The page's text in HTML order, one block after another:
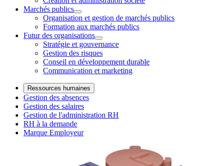
Marchés publics
Organisation et gestion de marchés publics
Formation aux marchés publics
Futur des organisations
Stratégie et gouvernance
Gestion des risques
Conseil en développement durable
Communication et marketing
Ressources humaines
Gestion des absences
Gestion des salaires
Gestion de l'administration RH
RH à la demande
Marque Employeur